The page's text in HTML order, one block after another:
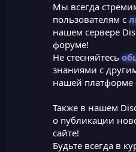
Мы всегда
пользователям с
нашем сервере
форуме!
Не стесняйтесь
знаниями с
нашей платформе
Также в нашем
о публикации
сайте!
Будьте всегда в